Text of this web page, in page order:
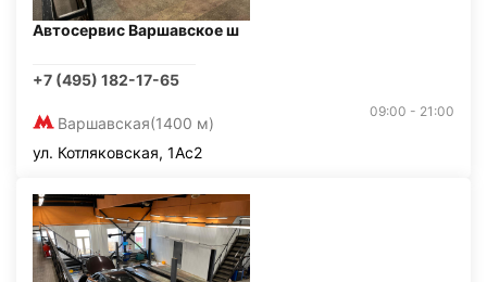
Автосервис Варшавское ш
+7 (495) 182-17-65
Варшавская(1400 м)
09:00 - 21:00
ул. Котляковская, 1Ас2